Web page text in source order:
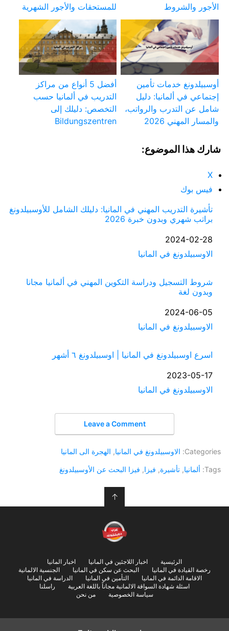
الأجور والشروط
للمستحقات والأجور الشهرية
أوسبيلدونغ خدمات تأمين
إجتماعي في ألمانيا: دليل
شامل عن التدرب والرواتب،
والمسار المهني 2026
أفضل 5 أنواع من مراكز
التدريب في ألمانيا حسب
التخصص: دليلك إلى
Bildungszentren
شارك هذا الموضوع:
X
فيس بوك
تأشيرة التدريب المهني في المانيا: دليلك الشامل للأوسبيلدونغ
براتب شهري وبدون خبرة 2026
التاريخ
2024-02-28
في ما يتعلق بما يأتي
الاوسبيلدونغ في المانيا
شروط التسجيل ودراسة التكوين المهني في ألمانيا مجانا
وبدون لغة
التاريخ
2024-06-05
في ما يتعلق بما يأتي
الاوسبيلدونغ في المانيا
اسرع اوسبيلدونغ في المانيا | اوسبيلدونغ ٦ أشهر
التاريخ
2023-05-17
في ما يتعلق بما يأتي
الاوسبيلدونغ في المانيا
Leave a Comment
Categories: الاوسبيلدونغ في المانيا, الهجرة الى المانيا
Tags: ألمانيا, تأشيرة, فيزا, فيزا البحث عن الأوسبيلدونغ
↑
الرئيسية اخبار اللاجئين في المانيا
اخبار المانيا
رخصة القيادة في المانيا
البحث عن سكن في المانيا
الجنسية الالمانية
الاقامة الدائمة في المانيا
التأمين في المانيا
الدراسة في المانيا
اسئلة شهادة السواقة الالمانية مجاناً باللغة العربية
راسلنا
سياسة الخصوصية
من نحن